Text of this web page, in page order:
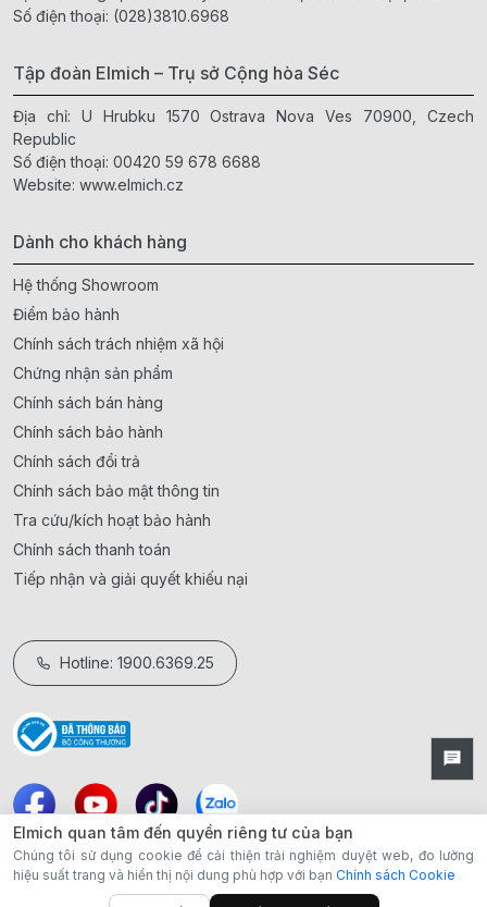
Số điện thoại: (028)3810.6968
Tập đoàn Elmich – Trụ sở Cộng hòa Séc
Địa chỉ: U Hrubku 1570 Ostrava Nova Ves 70900, Czech
Republic
Số điện thoại: 00420 59 678 6688
Website: www.elmich.cz
Dành cho khách hàng
Hệ thống Showroom
Điểm bảo hành
Chính sách trách nhiệm xã hội
Chứng nhận sản phẩm
Chính sách bán hàng
Chính sách bảo hành
Chính sách đổi trả
Chính sách bảo mật thông tin
Tra cứu/kích hoạt bảo hành
Chính sách thanh toán
Tiếp nhận và giải quyết khiếu nại
Hotline: 1900.6369.25
Elmich quan tâm đến quyền riêng tư của bạn
Chúng tôi sử dụng cookie để cải thiện trải nghiệm duyệt web, đo lường
hiệu suất trang và hiển thị nội dung phù hợp với bạn Chính sách Cookie